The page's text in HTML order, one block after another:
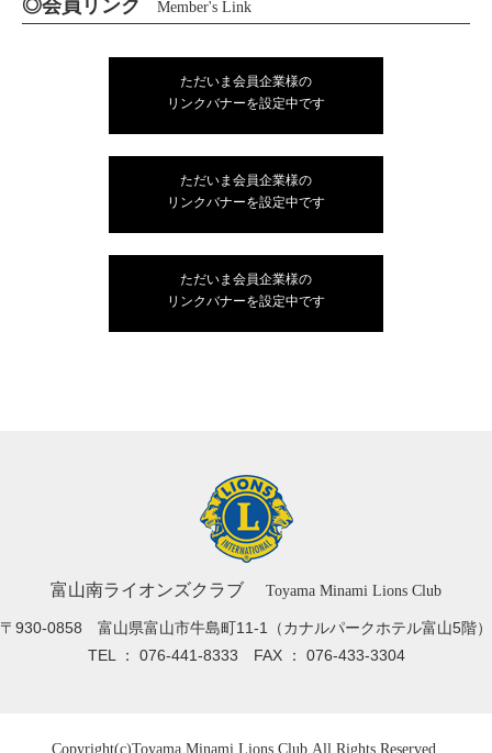
◎会員リンク Member's Link
ただいま会員企業様の
リンクバナーを設定中です
ただいま会員企業様の
リンクバナーを設定中です
ただいま会員企業様の
リンクバナーを設定中です
富山南ライオンズクラブ Toyama Minami Lions Club
〒930-0858 富山県富山市牛島町11-1
（カナルパークホテル富山5階）
TEL ： 076-441-8333 FAX ： 076-433-3304
Copyright(c)Toyama Minami Lions Club. All Rights Reserved.